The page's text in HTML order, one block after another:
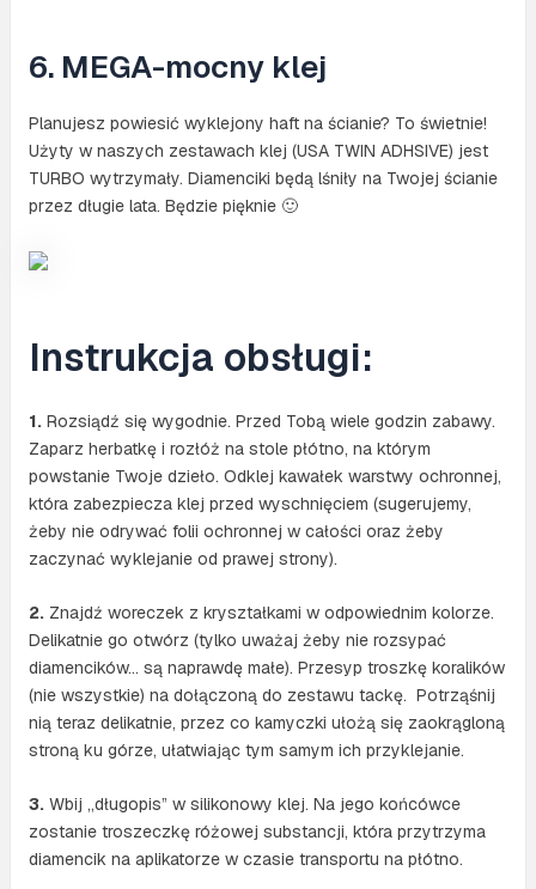
6. MEGA-mocny klej
Planujesz powiesić wyklejony haft na ścianie? To świetnie!
Użyty w naszych zestawach klej (USA TWIN ADHSIVE) jest
TURBO wytrzymały. Diamenciki będą lśniły na Twojej ścianie
przez długie lata. Będzie pięknie 🙂
Instrukcja obsługi:
1. Rozsiądź się wygodnie. Przed Tobą wiele godzin zabawy.
Zaparz herbatkę i rozłóż na stole płótno, na którym
powstanie Twoje dzieło. Odklej kawałek warstwy ochronnej,
która zabezpiecza klej przed wyschnięciem (sugerujemy,
żeby nie odrywać folii ochronnej w całości oraz żeby
zaczynać wyklejanie od prawej strony).
2.Znajdź woreczek z kryształkami w odpowiednim kolorze.
Delikatnie go otwórz (tylko uważaj żeby nie rozsypać
diamencików… są naprawdę małe). Przesyp troszkę koralików
(nie wszystkie) na dołączoną do zestawu tackę. Potrząśnij
nią teraz delikatnie, przez co kamyczki ułożą się zaokrągloną
stroną ku górze, ułatwiając tym samym ich przyklejanie.
3.Wbij „długopis” w silikonowy klej. Na jego końcówce
zostanie troszeczkę różowej substancji, która przytrzyma
diamencik na aplikatorze w czasie transportu na płótno.